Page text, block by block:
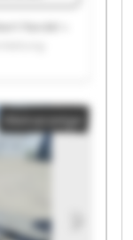
Robert
Robert
+
Robert
+
Robert
Kleinanzeige